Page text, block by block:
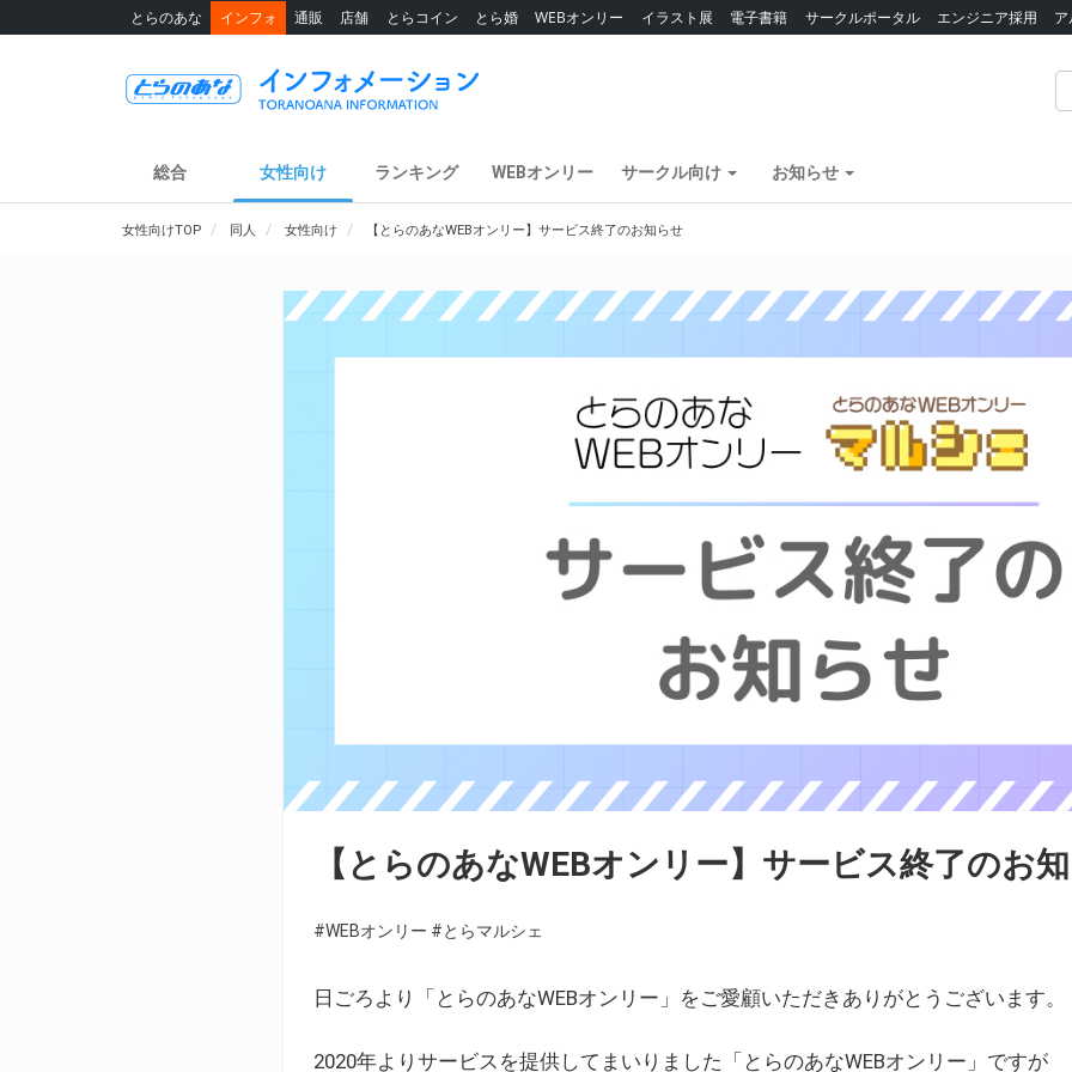
とらのあな インフォ 通販 店舗 とらコイン とら婚 WEBオンリー イラスト展 電子書籍 サークルポータル エンジニア採用
総合 女性向け ランキング WEBオンリー サークル向け お知らせ
女性向けTOP 同人 女性向け 【とらのあなWEBオンリー】サービス終了のお知らせ
【とらのあなWEBオンリー】サービス終了のお
#WEBオンリー #とらマルシェ
日ごろより「とらのあなWEBオンリー」をご愛顧いただきありがとうございます。
2020年よりサービスを提供してまいりました「とらのあなWEBオンリー」ですが